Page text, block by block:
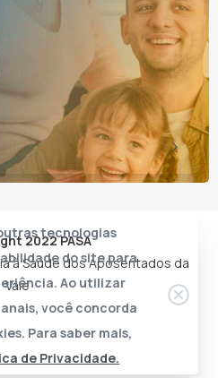
2022 PASA
à Saúde dos Aposentados da
Vale
tecnologias
do site para
Ao utilizar
você concorda
Para saber mais,
de Privacidade.